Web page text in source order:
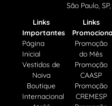
São Paulo,
Links
Importantes
Página
Inicial
Vestidos de
Noiva
Boutique
Internacional
Links
Promoção
do Mês
Promoção
CAASP
Promoção
CREMESP